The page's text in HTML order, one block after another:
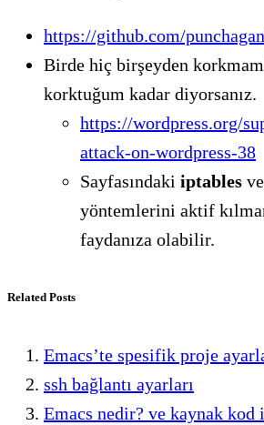
https://github.com/
Birde hiç birşeyden
korktuğum kadar diyorsanız.
https://wordpress.org/
attack-on-wordpress-38
Sayfasındaki iptables
yöntemlerini aktif
faydanıza olabilir.
Related Posts
Emacs’te spesifik proje
ssh bağlantı ayarları
Emacs nedir? ve kaynak